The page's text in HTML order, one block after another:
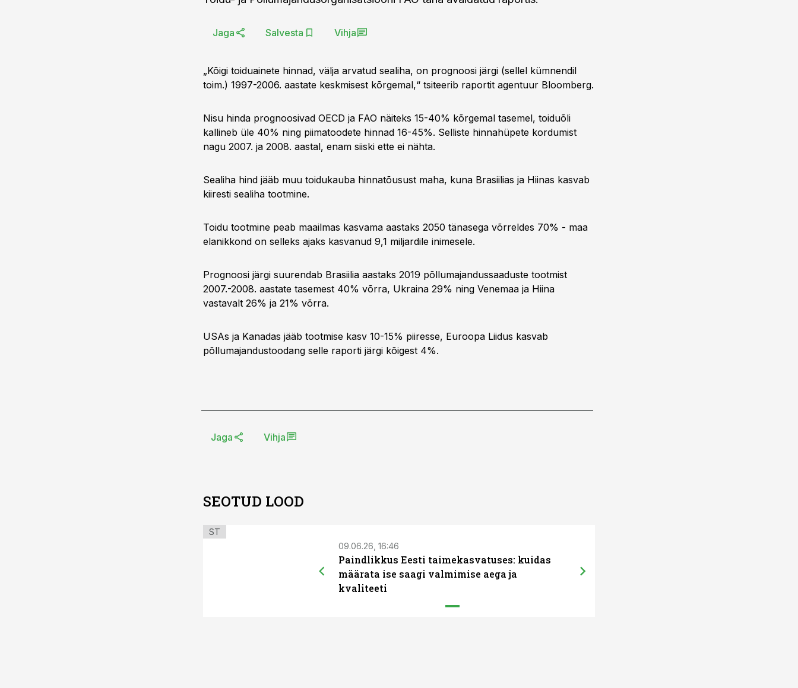
Jaga Salvesta Vihja
„Kõigi toiduainete hinnad, välja arvatud sealiha, on prognoosi järgi (sellel kümnendil
toim.) 1997-2006. aastate keskmisest kõrgemal,“ tsiteerib raportit agentuur Bloomberg.
Nisu hinda prognoosivad OECD ja FAO näiteks 15-40% kõrgemal tasemel, toiduõli
kallineb üle 40% ning piimatoodete hinnad 16-45%. Selliste hinnahüpete kordumist
nagu 2007. ja 2008. aastal, enam siiski ette ei nähta.
Sealiha hind jääb muu toidukauba hinnatõusust maha, kuna Brasiilias ja Hiinas kasvab
kiiresti sealiha tootmine.
Toidu tootmine peab maailmas kasvama aastaks 2050 tänasega võrreldes 70% - maa
elanikkond on selleks ajaks kasvanud 9,1 miljardile inimesele.
Prognoosi järgi suurendab Brasiilia aastaks 2019 põllumajandussaaduste tootmist
2007.-2008. aastate tasemest 40% võrra, Ukraina 29% ning Venemaa ja Hiina
vastavalt 26% ja 21% võrra.
USAs ja Kanadas jääb tootmise kasv 10-15% piiresse, Euroopa Liidus kasvab
põllumajandustoodang selle raporti järgi kõigest 4%.
Jaga Vihja
SEOTUD LOOD
ST
09.06.26, 16:46
Paindlikkus Eesti taimekasvatuses: kuidas
määrata ise saagi valmimise aega ja
kvaliteeti